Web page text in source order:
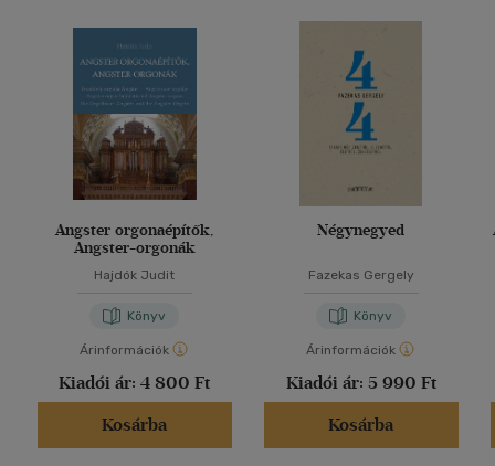
Angster orgonaépítők,
Angster-orgonák
Hajdók Judit
Könyv
Árinformációk
Kiadói ár: 4 800 Ft
Kosárba
Négynegyed
Fazekas Gergely
Könyv
Árinformációk
Kiadói ár: 5 990 Ft
Kosárba